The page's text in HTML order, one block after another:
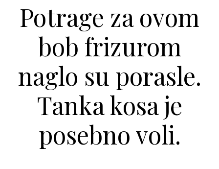
Potrage za ovom
bob frizurom
naglo su porasle.
Tanka kosa je
posebno voli.